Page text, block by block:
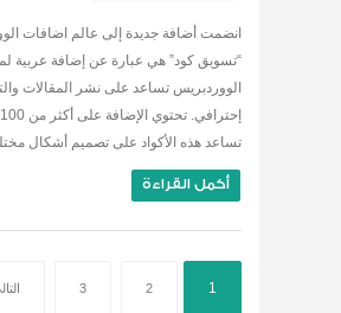
انضمت أضافة جديدة إلى عالم اضافات
“تسويق كود” هي عبارة عن إضافة عربية
الووردبريس تساعد على نشر المقالات
تساعد هذه الأكواد على تصميم أشكال
أكمل القراءة
1
2
3